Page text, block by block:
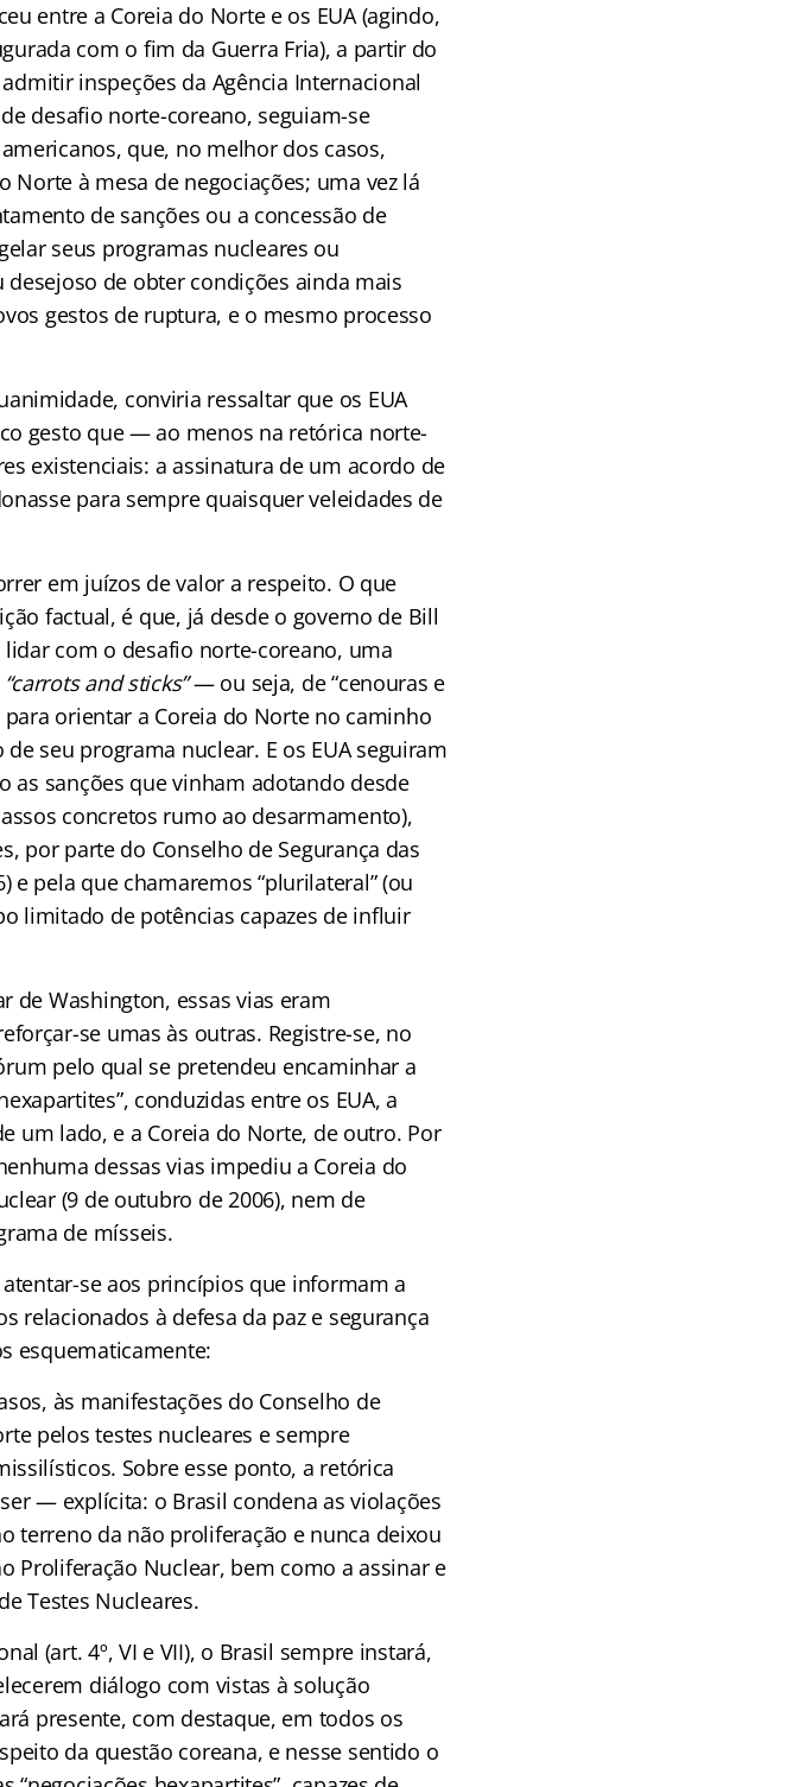
entre a Coreia do Norte e os EUA (agindo,
com o fim da Guerra Fria), a partir do
inspeções da Agência Internacional
desafio norte-coreano, seguiam-se
que, no melhor dos casos,
Norte à mesa de negociações; uma vez lá
de sanções ou a concessão de
seus programas nucleares ou
de obter condições ainda mais
gestos de ruptura, e o mesmo processo
conviria ressaltar que os EUA
gesto que — ao menos na retórica norte-
existenciais: a assinatura de um acordo de
para sempre quaisquer veleidades de
em juízos de valor a respeito. O que
factual, é que, já desde o governo de Bill
lidar com o desafio norte-coreano, uma
“carrots and sticks”— ou seja, de “cenouras e
orientar a Coreia do Norte no caminho
seu programa nuclear. E os EUA seguiram
as sanções que vinham adotando desde
concretos rumo ao desarmamento),
por parte do Conselho de Segurança das
e pela que chamaremos “plurilateral” (ou
limitado de potências capazes de influir
de Washington, essas vias eram
se umas às outras. Registre-se, no
pelo qual se pretendeu encaminhar a
conduzidas entre os EUA, a
um lado, e a Coreia do Norte, de outro. Por
dessas vias impediu a Coreia do
(9 de outubro de 2006), nem de
de mísseis.
se aos princípios que informam a
relacionados à defesa da paz e segurança
esquematicamente:
às manifestações do Conselho de
pelos testes nucleares e sempre
Sobre esse ponto, a retórica
— explícita: o Brasil condena as violações
terreno da não proliferação e nunca deixou
Proliferação Nuclear, bem como a assinar e
Testes Nucleares.
(art. 4º, VI e VII), o Brasil sempre instará,
diálogo com vistas à solução
presente, com destaque, em todos os
da questão coreana, e nesse sentido o